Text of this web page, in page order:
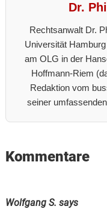
Dr.
Rechtsanwalt Dr.
Universität
am OLG in der
Hoffmann-Riem
Redaktion vom
seiner
Reader
Kommentare
Wolfgang S. says